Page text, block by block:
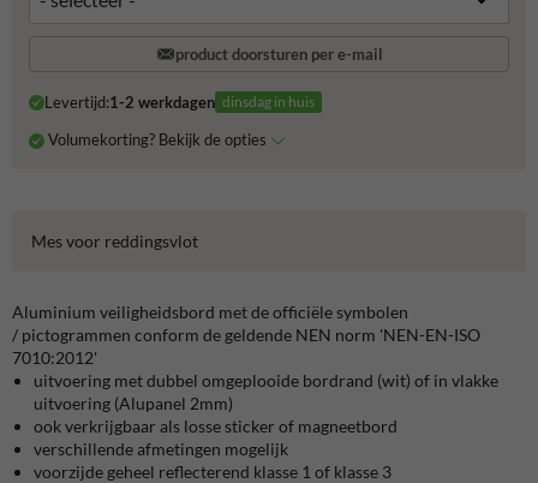
product doorsturen per e-mail
Levertijd:1-2 werkdagen dinsdag in huis
Volumekorting? Bekijk de opties
Mes voor reddingsvlot
Aluminium veiligheidsbord met de officiële symbolen
/ pictogrammen conform de geldende NEN norm 'NEN-EN-ISO
7010:2012'
uitvoering met dubbel omgeplooide bordrand (wit) of in vlakke
uitvoering (Alupanel 2mm)
ook verkrijgbaar als losse sticker of magneetbord
verschillende afmetingen mogelijk
voorzijde geheel reflecterend klasse 1 of klasse 3